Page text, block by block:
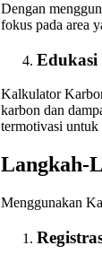
Dengan
fokus pada area
Edukasi
Kalkulator
karbon dan
termotivasi untuk
Langkah-
Menggunakan